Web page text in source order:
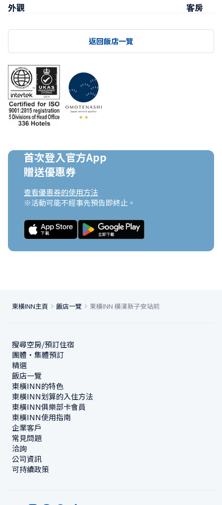
外觀 客房
返回飯店一覽
首次登入官方App
贈送優惠券
查看優惠券的使用方法
※活動可能不經事先預告即終止。
東橫INN主頁 飯店一覽 東橫INN 橫濱新子安站前
搜尋空房/預訂住宿
團體・集體預訂
精選
飯店一覽
東橫INN的特色
東橫INN划算的入住方法
東橫INN俱樂部卡會員
東橫INN使用指南
企業客戶
常見問題
洽詢
公司資訊
可持續政策